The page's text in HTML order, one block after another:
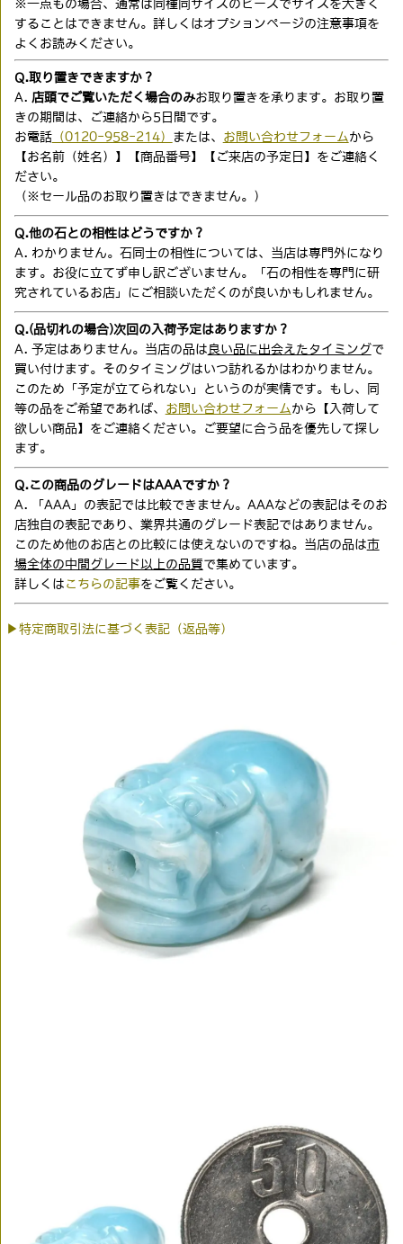
※一点もの場合、通常は同種同サイズのビーズでサイズを大きく
することはできません。詳しくはオプションページの注意事項を
よくお読みください。
Q.取り置きできますか？
A. 店頭でご覧いただく場合のみお取り置きを承ります。お取り置
きの期間は、ご連絡から5日間です。
お電話（0120-958-214） または、 お問い合わせフォーム から
【お名前（姓名）】【商品番号】【ご来店の予定日】をご連絡く
ださい。
（※セール品のお取り置きはできません。）
Q.他の石との相性はどうですか？
A. わかりません。石同士の相性については、当店は専門外になり
ます。お役に立てず申し訳ございません。「石の相性を専門に研
究されているお店」にご相談いただくのが良いかもしれません。
Q.(品切れの場合)次回の入荷予定はありますか？
A. 予定はありません。当店の品は 良い品に出会えたタイミングで
買い付けます。そのタイミングはいつ訪れるかはわかりません。
このため「予定が立てられない」というのが実情です。もし、同
等の品をご希望であれば、 お問い合わせフォーム から【入荷して
欲しい商品】をご連絡ください。ご要望に合う品を優先して探し
ます。
Q.この商品のグレードはAAAですか？
A. 「AAA」の表記では比較できません。AAAなどの表記はそのお
店独自の表記であり、業界共通のグレード表記ではありません。
このため他のお店との比較には使えないのですね。当店の品は市
場全体の中間グレード以上の品質で集めています。
詳しくは こちらの記事をご覧ください。
▶特定商取引法に基づく表記（返品等）